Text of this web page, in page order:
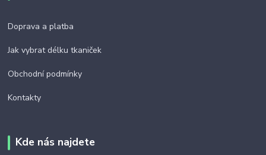
Doprava a platba
Jak vybrat délku tkaniček
Obchodní podmínky
Kontakty
Kde nás najdete